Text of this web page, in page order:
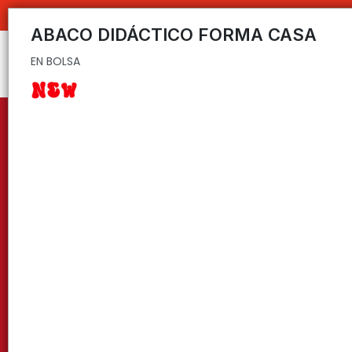
EN BOLSA
ABACO DIDÁCTICO FORMA CASA
EN BOLSA